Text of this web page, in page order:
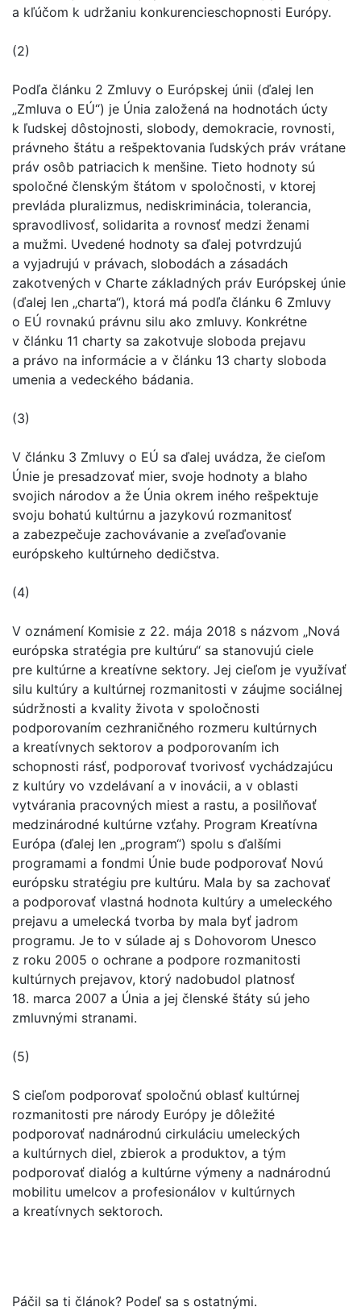
a kľúčom k udržaniu konkurencieschopnosti Európy.
(2)
Podľa článku 2 Zmluvy o Európskej únii (ďalej len
„Zmluva o EÚ“) je Únia založená na hodnotách úcty
k ľudskej dôstojnosti, slobody, demokracie, rovnosti,
právneho štátu a rešpektovania ľudských práv vrátane
práv osôb patriacich k menšine. Tieto hodnoty sú
spoločné členským štátom v spoločnosti, v ktorej
prevláda pluralizmus, nediskriminácia, tolerancia,
spravodlivosť, solidarita a rovnosť medzi ženami
a mužmi. Uvedené hodnoty sa ďalej potvrdzujú
a vyjadrujú v právach, slobodách a zásadách
zakotvených v Charte základných práv Európskej únie
(ďalej len „charta“), ktorá má podľa článku 6 Zmluvy
o EÚ rovnakú právnu silu ako zmluvy. Konkrétne
v článku 11 charty sa zakotvuje sloboda prejavu
a právo na informácie a v článku 13 charty sloboda
umenia a vedeckého bádania.
(3)
V článku 3 Zmluvy o EÚ sa ďalej uvádza, že cieľom
Únie je presadzovať mier, svoje hodnoty a blaho
svojich národov a že Únia okrem iného rešpektuje
svoju bohatú kultúrnu a jazykovú rozmanitosť
a zabezpečuje zachovávanie a zveľaďovanie
európskeho kultúrneho dedičstva.
(4)
V oznámení Komisie z 22. mája 2018 s názvom „Nová
európska stratégia pre kultúru“ sa stanovujú ciele
pre kultúrne a kreatívne sektory. Jej cieľom je využívať
silu kultúry a kultúrnej rozmanitosti v záujme sociálnej
súdržnosti a kvality života v spoločnosti
podporovaním cezhraničného rozmeru kultúrnych
a kreatívnych sektorov a podporovaním ich
schopnosti rásť, podporovať tvorivosť vychádzajúcu
z kultúry vo vzdelávaní a v inovácii, a v oblasti
vytvárania pracovných miest a rastu, a posilňovať
medzinárodné kultúrne vzťahy. Program Kreatívna
Európa (ďalej len „program“) spolu s ďalšími
programami a fondmi Únie bude podporovať Novú
európsku stratégiu pre kultúru. Mala by sa zachovať
a podporovať vlastná hodnota kultúry a umeleckého
prejavu a umelecká tvorba by mala byť jadrom
programu. Je to v súlade aj s Dohovorom Unesco
z roku 2005 o ochrane a podpore rozmanitosti
kultúrnych prejavov, ktorý nadobudol platnosť
18. marca 2007 a Únia a jej členské štáty sú jeho
zmluvnými stranami.
(5)
S cieľom podporovať spoločnú oblasť kultúrnej
rozmanitosti pre národy Európy je dôležité
podporovať nadnárodnú cirkuláciu umeleckých
a kultúrnych diel, zbierok a produktov, a tým
podporovať dialóg a kultúrne výmeny a nadnárodnú
mobilitu umelcov a profesionálov v kultúrnych
a kreatívnych sektoroch.
Páčil sa ti článok? Podeľ sa s ostatnými.